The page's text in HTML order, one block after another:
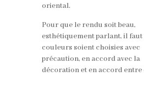
oriental.
Pour que le rendu soit beau,
esthétiquement parlant, il faut
couleurs soient choisies avec
précaution, en accord avec la
décoration et en accord entre